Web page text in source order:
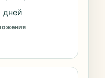
дней